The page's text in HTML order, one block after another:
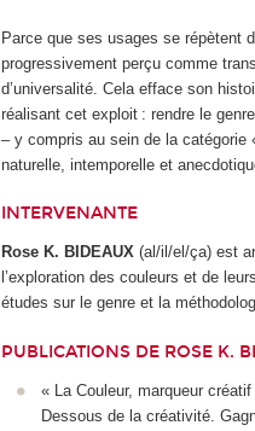
Parce que ses usages se répètent
progressivement perçu comme
d’universalité. Cela efface son
réalisant cet exploit : rendre le
– y compris au sein de la catégorie
naturelle, intemporelle et
INTERVENANTE
Rose K. BIDEAUX (al/il/el/ça) est
l’exploration des couleurs et de
études sur le genre et la
PUBLICATIONS DE ROSE K.
« La Couleur, marqueur
Dessous de la créativité.